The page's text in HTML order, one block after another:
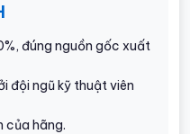
đúng nguồn gốc xuất
đội ngũ kỹ thuật viên
của hãng.